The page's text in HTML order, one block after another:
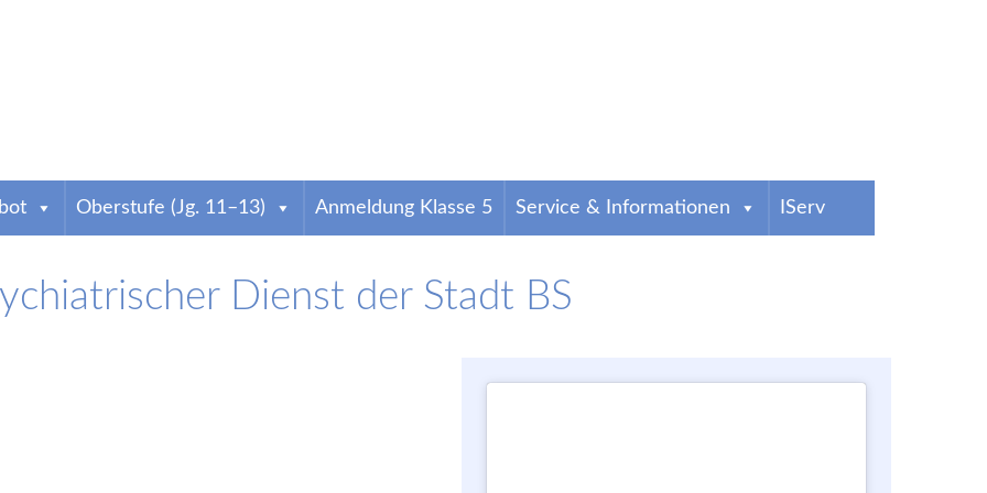
wir das älteste Gymnasium der Stadt. Infos zur Anmeldung & zum Schulalltag
Oberstufe (Jg. 11–13) Anmeldung Klasse 5 Service & Informationen IServ
Dienst der Stadt BS